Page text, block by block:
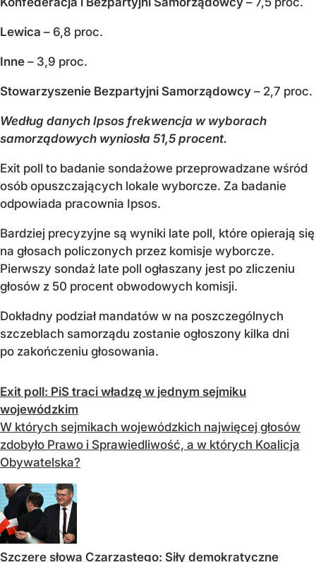
Lewica – 6,8 proc.
Inne – 3,9 proc.
Stowarzyszenie Bezpartyjni Samorządowcy – 2,7 proc.
Według danych Ipsos frekwencja w wyborach
samorządowych wyniosła 51,5 procent.
Exit poll to badanie sondażowe przeprowadzane wśród
osób opuszczających lokale wyborcze. Za badanie
odpowiada pracownia Ipsos.
Bardziej precyzyjne są wyniki late poll, które opierają się
na głosach policzonych przez komisje wyborcze.
Pierwszy sondaż late poll ogłaszany jest po zliczeniu
głosów z 50 procent obwodowych komisji.
Dokładny podział mandatów w na poszczególnych
szczeblach samorządu zostanie ogłoszony kilka dni
po zakończeniu głosowania.
Exit poll: PiS traci władzę w jednym sejmiku
wojewódzkim
W których sejmikach wojewódzkich najwięcej głosów
zdobyło Prawo i Sprawiedliwość, a w których Koalicja
Obywatelska?
Szczere słowa Czarzastego: Siły demokratyczne